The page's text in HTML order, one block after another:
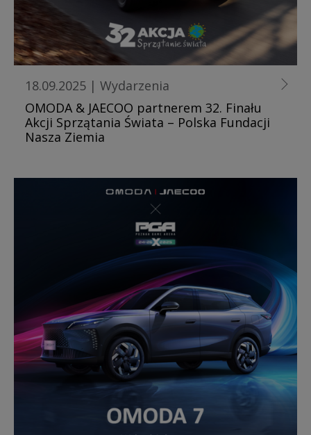
18.09.2025 | Wydarzenia
OMODA & JAECOO partnerem 32. Finału
Akcji Sprzątania Świata – Polska Fundacji
Nasza Ziemia